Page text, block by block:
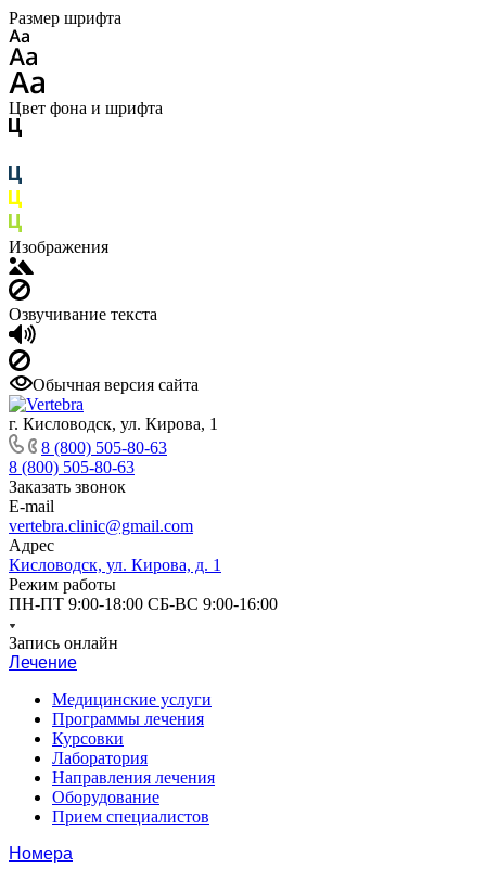
Размер шрифта
Цвет фона и шрифта
Изображения
Озвучивание текста
Обычная версия сайта
г. Кисловодск, ул. Кирова, 1
8 (800) 505-80-63
8 (800) 505-80-63
Заказать звонок
E-mail
vertebra.clinic@gmail.com
Адрес
Кисловодск, ул. Кирова, д. 1
Режим работы
ПН-ПТ 9:00-18:00 СБ-ВС 9:00-16:00
Запись онлайн
Лечение
Медицинские услуги
Программы лечения
Курсовки
Лаборатория
Направления лечения
Оборудование
Прием специалистов
Номера